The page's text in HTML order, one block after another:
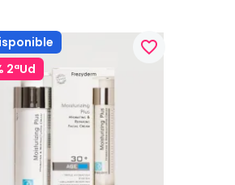
2ªUd
favorite_border